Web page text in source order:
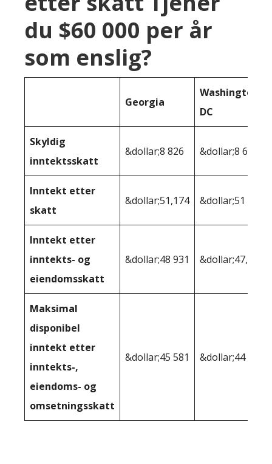
du $60 000 per år
som enslig?
Georgia
Washington
DC
Skyldig
inntektsskatt
&dollar;8 826 &dollar;8 626
Inntekt etter
skatt
&dollar;51,174 &dollar;51 374
Inntekt etter
inntekts- og
eiendomsskatt
&dollar;48 931 &dollar;47,223
Maksimal
disponibel
inntekt etter
inntekts-,
eiendoms- og
omsetningsskatt
&dollar;45 581 &dollar;44 550